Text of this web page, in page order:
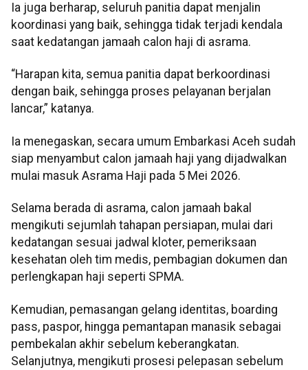
Ia juga berharap, seluruh panitia dapat menjalin
koordinasi yang baik, sehingga tidak terjadi kendala
saat kedatangan jamaah calon haji di asrama.
“Harapan kita, semua panitia dapat berkoordinasi
dengan baik, sehingga proses pelayanan berjalan
lancar,” katanya.
Ia menegaskan, secara umum Embarkasi Aceh sudah
siap menyambut calon jamaah haji yang dijadwalkan
mulai masuk Asrama Haji pada 5 Mei 2026.
Selama berada di asrama, calon jamaah bakal
mengikuti sejumlah tahapan persiapan, mulai dari
kedatangan sesuai jadwal kloter, pemeriksaan
kesehatan oleh tim medis, pembagian dokumen dan
perlengkapan haji seperti SPMA.
Kemudian, pemasangan gelang identitas, boarding
pass, paspor, hingga pemantapan manasik sebagai
pembekalan akhir sebelum keberangkatan.
Selanjutnya, mengikuti prosesi pelepasan sebelum